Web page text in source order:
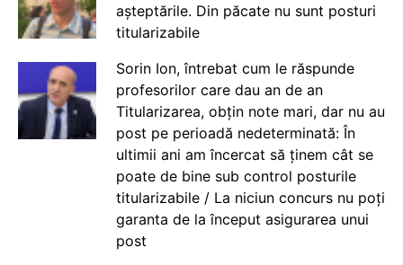
așteptările. Din păcate nu sunt posturi
titularizabile
Sorin Ion, întrebat cum le răspunde
profesorilor care dau an de an
Titularizarea, obțin note mari, dar nu au
post pe perioadă nedeterminată: În
ultimii ani am încercat să ținem cât se
poate de bine sub control posturile
titularizabile / La niciun concurs nu poți
garanta de la început asigurarea unui
post